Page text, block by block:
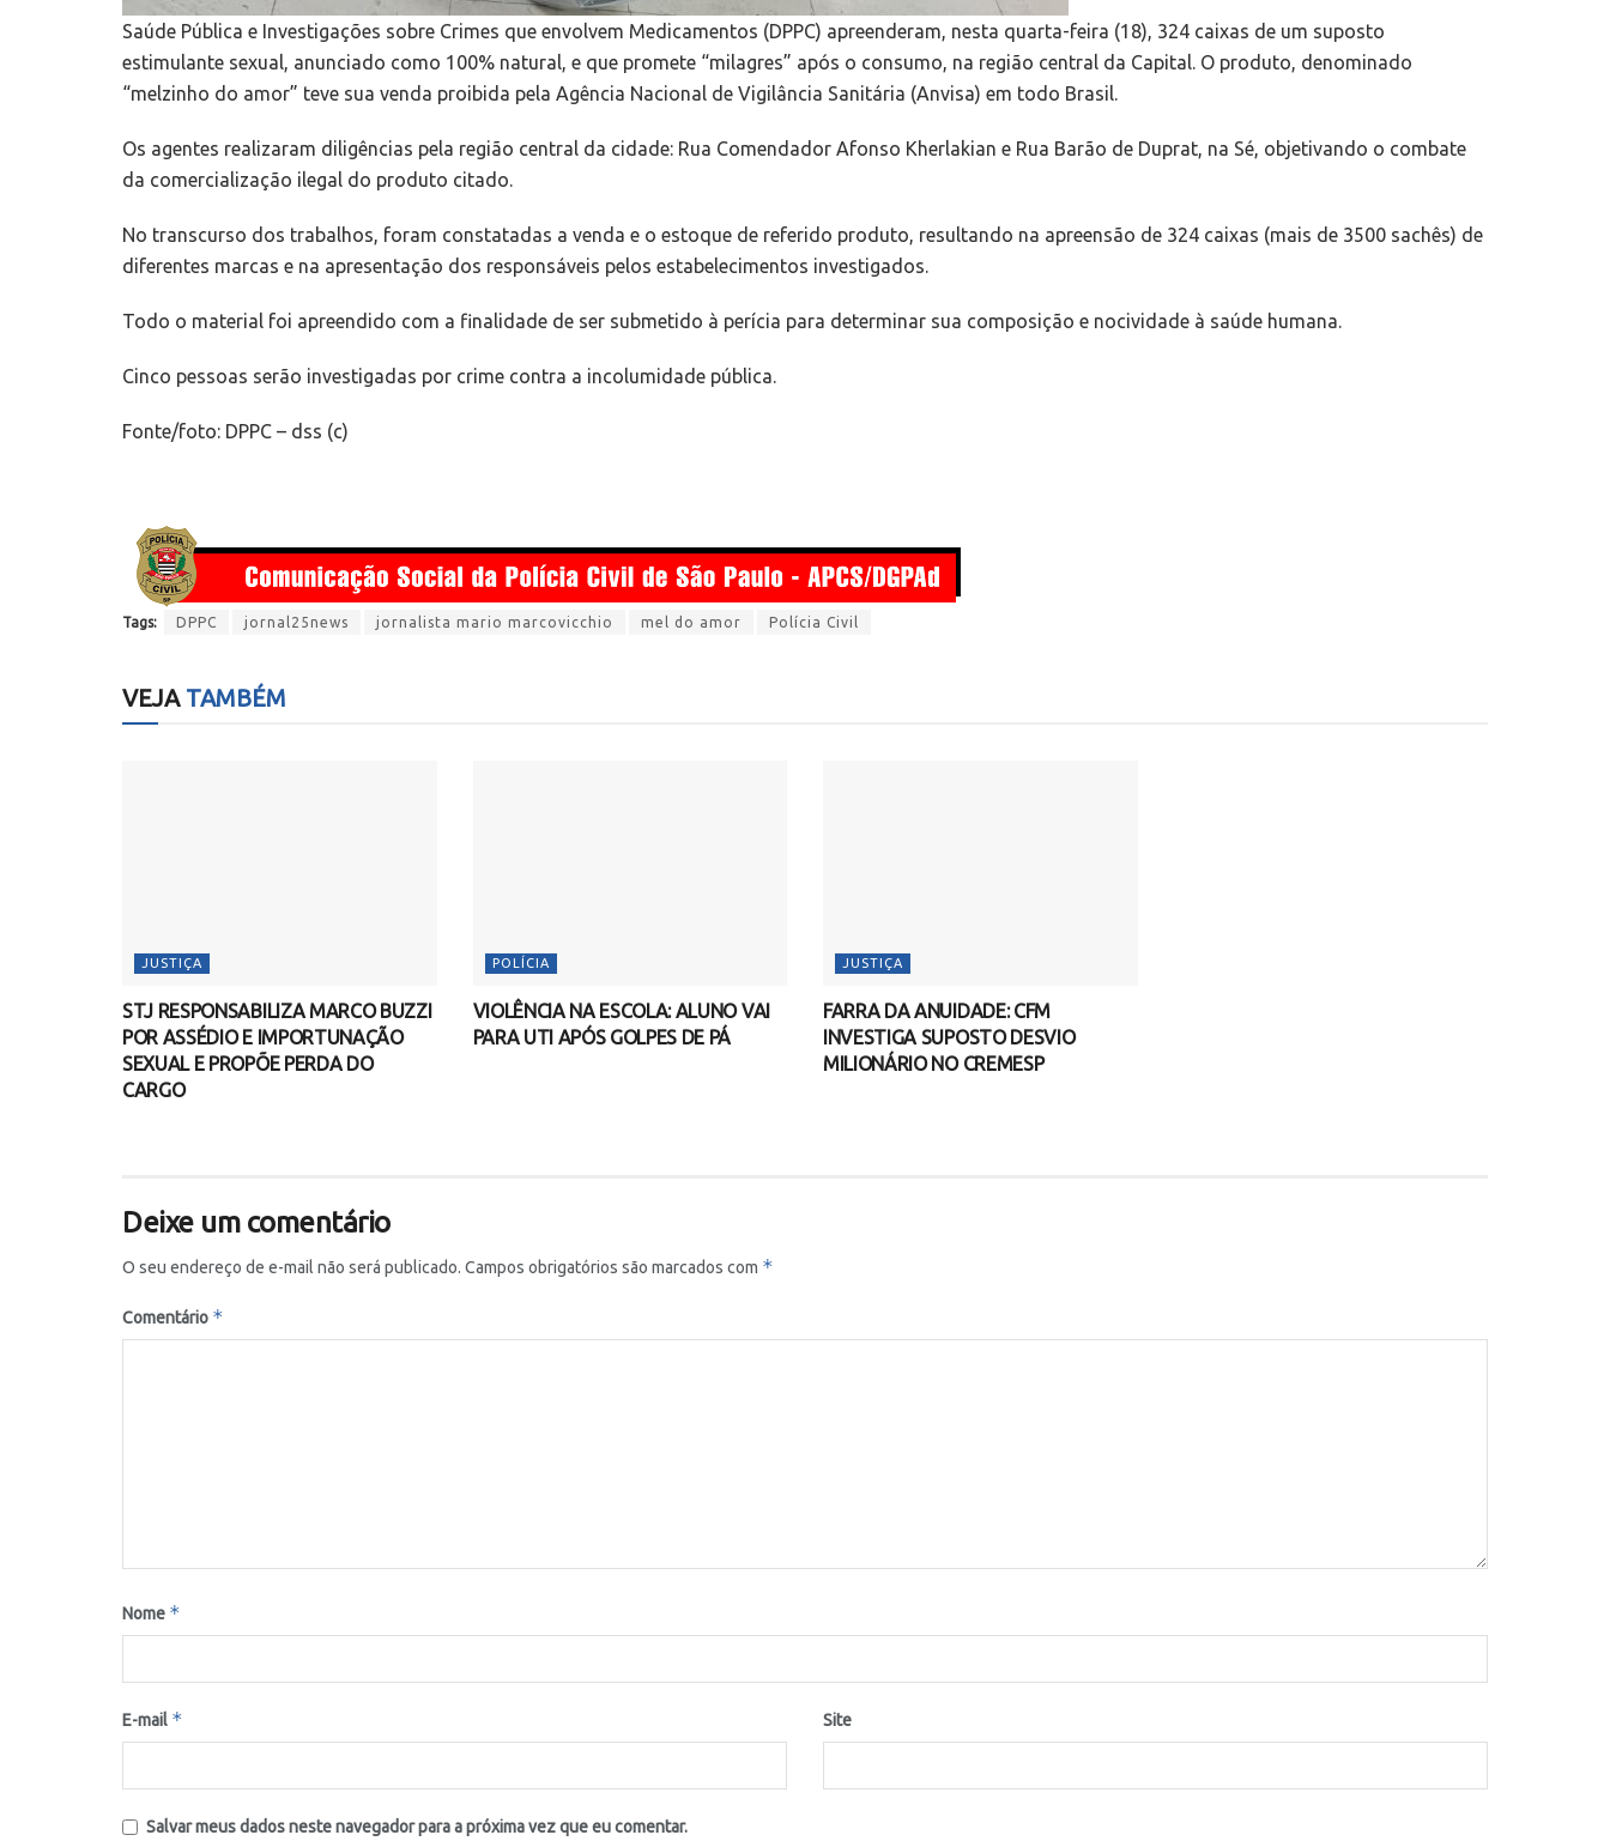
Saúde Pública e Investigações sobre Crimes que envolvem Medicamentos (DPPC) apreenderam, nesta quarta-feira (18), 324 caixas de um suposto
estimulante sexual, anunciado como 100% natural, e que promete “milagres” após o consumo, na região central da Capital. O produto, denominado
“melzinho do amor” teve sua venda proibida pela Agência Nacional de Vigilância Sanitária (Anvisa) em todo Brasil.
Os agentes realizaram diligências pela região central da cidade: Rua Comendador Afonso Kherlakian e Rua Barão de Duprat, na Sé, objetivando o combate
da comercialização ilegal do produto citado.
No transcurso dos trabalhos, foram constatadas a venda e o estoque de referido produto, resultando na apreensão de 324 caixas (mais de 3500 sachês) de
diferentes marcas e na apresentação dos responsáveis pelos estabelecimentos investigados.
Todo o material foi apreendido com a finalidade de ser submetido à perícia para determinar sua composição e nocividade à saúde humana.
Cinco pessoas serão investigadas por crime contra a incolumidade pública.
Fonte/foto: DPPC – dss (c)
Tags: DPPC jornal25news jornalista mario marcovicchio mel do amor Polícia Civil
VEJATAMBÉM
JUSTIÇA
STJ RESPONSABILIZA MARCO BUZZI
POR ASSÉDIO E IMPORTUNAÇÃO
SEXUAL E PROPÕE PERDA DO
CARGO
POLÍCIA
VIOLÊNCIA NA ESCOLA: ALUNO VAI
PARA UTI APÓS GOLPES DE PÁ
JUSTIÇA
FARRA DA ANUIDADE: CFM
INVESTIGA SUPOSTO DESVIO
MILIONÁRIO NO CREMESP
Deixe um comentário
O seu endereço de e-mail não será publicado. Campos obrigatórios são marcados com *
Comentário *
Nome *
E-mail * Site
Salvar meus dados neste navegador para a próxima vez que eu comentar.